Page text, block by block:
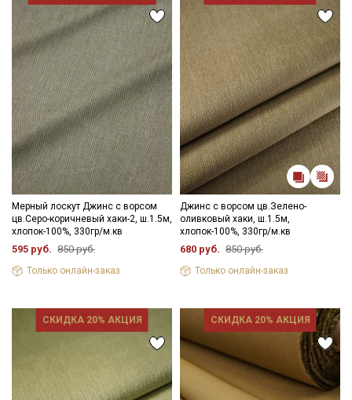
Мерный лоскут Джинс с ворсом
цв.Серо-коричневый хаки-2, ш.1.5м,
хлопок-100%, 330гр/м.кв
595 руб. 850 руб.
Только онлайн-заказ
Джинс с ворсом цв.Зелено-
оливковый хаки, ш.1.5м,
хлопок-100%, 330гр/м.кв
680 руб. 850 руб.
Только онлайн-заказ
СКИДКА 20% АКЦИЯ СКИДКА 20% АКЦИЯ